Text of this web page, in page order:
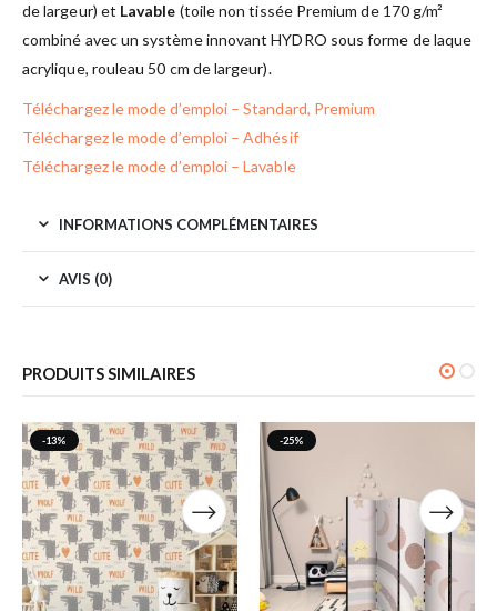
de largeur) et Lavable (toile non tissée Premium de 170 g/m²
combiné avec un système innovant HYDRO sous forme de laque
acrylique, rouleau 50 cm de largeur).
Téléchargez le mode d’emploi – Standard, Premium
Téléchargez le mode d’emploi – Adhésif
Téléchargez le mode d’emploi – Lavable
INFORMATIONS COMPLÉMENTAIRES
AVIS (0)
PRODUITS SIMILAIRES
-13% -25%